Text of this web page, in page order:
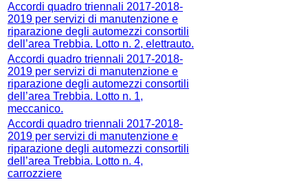
Accordi quadro triennali 2017-2018-
2019 per servizi di manutenzione e
riparazione degli automezzi consortili
dell’area Trebbia. Lotto n. 2, elettrauto.
Accordi quadro triennali 2017-2018-
2019 per servizi di manutenzione e
riparazione degli automezzi consortili
dell’area Trebbia. Lotto n. 1,
meccanico.
Accordi quadro triennali 2017-2018-
2019 per servizi di manutenzione e
riparazione degli automezzi consortili
dell’area Trebbia. Lotto n. 4,
carrozziere